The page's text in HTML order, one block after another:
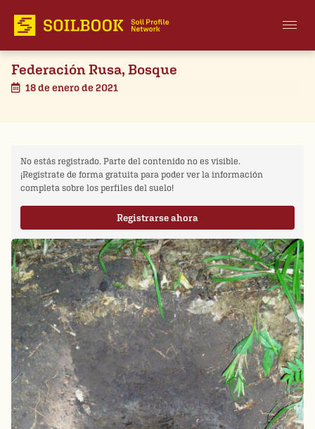
Federación Rusa, Bosque
18 de enero de 2021
No estás registrado. Parte del contenido no es visible.
¡Regístrate de forma gratuita para poder ver la información
completa sobre los perfiles del suelo!
Registrarse ahora